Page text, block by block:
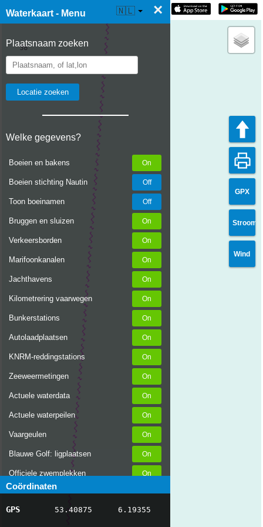
Waterkaart - Menu ×
Plaatsnaam zoeken
Welke gegevens?
Boeien en bakens
Boeien stichting Nautin
Toon boeinamen
Bruggen en sluizen
Verkeersborden
Marifoonkanalen
Jachthavens
Kilometrering vaarwegen
Bunkerstations
Autolaadplaatsen
KNRM-reddingstations
Zeeweermetingen
Actuele waterdata
Actuele waterpeilen
Vaargeulen
Blauwe Golf: ligplaatsen
Officiele zwemplekken
Stremmingen/hinder
AIS scheepsposities
Coördinaten
GPS 53.40875 6.19355
☰ Waterkaart Live 🇳🇱
GPX
Stroom
Wind